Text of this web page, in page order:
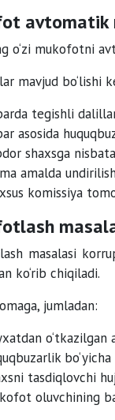
avtomatik
o‘zi mukofotni
mavjud bo‘lishi
tegishli
asosida
shaxsga
amalda
komissiya
masalasi
ko‘rib chiqiladi.
jumladan:
tasdiqlovchi
oluvchining